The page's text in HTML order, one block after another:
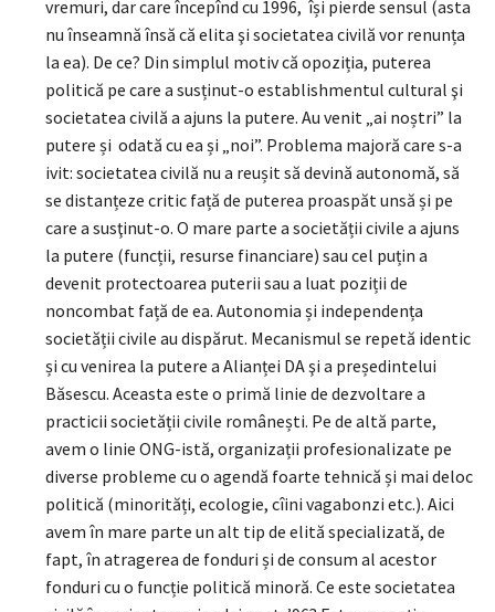
vremuri, dar care începînd cu 1996, își pierde sensul (asta
nu înseamnă însă că elita şi societatea civilă vor renunța
la ea). De ce? Din simplul motiv că opoziția, puterea
politică pe care a susținut-o establishmentul cultural şi
societatea civilă a ajuns la putere. Au venit „ai noștri” la
putere și odată cu ea și „noi”. Problema majoră care s-a
ivit: societatea civilă nu a reușit să devină autonomă, să
se distanțeze critic față de puterea proaspăt unsă și pe
care a susţinut-o. O mare parte a societății civile a ajuns
la putere (funcții, resurse financiare) sau cel puțin a
devenit protectoarea puterii sau a luat poziții de
noncombat față de ea. Autonomia și independența
societății civile au dispărut. Mecanismul se repetă identic
și cu venirea la putere a Alianței DA şi a președintelui
Băsescu. Aceasta este o primă linie de dezvoltare a
practicii societății civile românești. Pe de altă parte,
avem o linie ONG-istă, organizații profesionalizate pe
diverse probleme cu o agendă foarte tehnică și mai deloc
politică (minorități, ecologie, cîini vagabonzi etc.). Aici
avem în mare parte un alt tip de elită specializată, de
fapt, în atragerea de fonduri și de consum al acestor
fonduri cu o funcție politică minoră. Ce este societatea